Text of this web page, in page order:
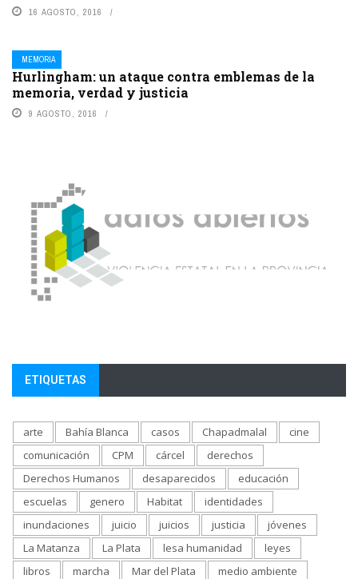
16 AGOSTO, 2016
MEMORIA
Hurlingham: un ataque contra emblemas de la
memoria, verdad y justicia
9 AGOSTO, 2016
ETIQUETAS
arte Bahía Blanca casos Chapadmalal
cine
comunicación
CPM cárcel
derechos
Derechos Humanos
desaparecidos
educación
escuelas
genero Habitat
identidades
inundaciones
juicio juicios justicia
jóvenes
La Matanza
La Plata lesa humanidad
leyes
libros
marcha Mar del Plata
medio ambiente